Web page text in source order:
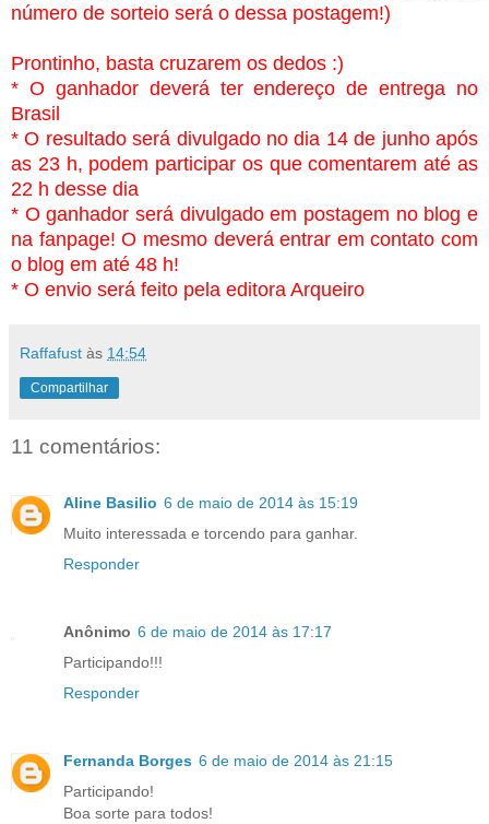
número de sorteio será o dessa postagem!)
Prontinho, basta cruzarem os dedos :)
* O ganhador deverá ter endereço de entrega no
Brasil
* O resultado será divulgado no dia 14 de junho após
as 23 h, podem participar os que comentarem até as
22 h desse dia
* O ganhador será divulgado em postagem no blog e
na fanpage! O mesmo deverá entrar em contato com
o blog em até 48 h!
* O envio será feito pela editora Arqueiro
Raffafust às 14:54
Compartilhar
11 comentários:
Aline Basilio 6 de maio de 2014 às 15:19
Muito interessada e torcendo para ganhar.
Responder
Anônimo 6 de maio de 2014 às 17:17
Participando!!!
Responder
Fernanda Borges 6 de maio de 2014 às 21:15
Participando!
Boa sorte para todos!